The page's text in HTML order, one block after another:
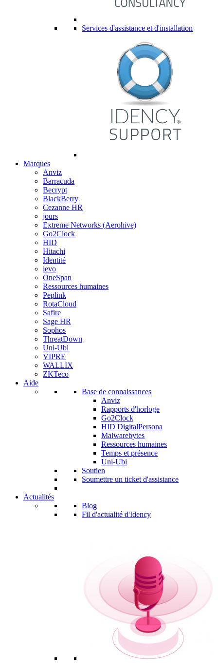
Services d'assistance et d'installation
Marques
Anviz
Barracuda
Becrypt
BlackBerry
Cezanne HR
jours
Extreme Networks (Aerohive)
Go2Clock
HID
Hitachi
Identité
ievo
OneSpan
Ressources humaines
Peplink
RotaCloud
Safire
Sage HR
Sophos
ThreatDown
Uni-Ubi
VIPRE
WALLIX
ZKTeco
Aide
Base de connaissances
Anviz
Rapports d'horloge
Go2Clock
HID DigitalPersona
Malwarebytes
Ressources humaines
Temps et présence
Uni-Ubi
Soutien
Soumettre un ticket d'assistance
Actualités
Blog
Fil d'actualité d'Idency